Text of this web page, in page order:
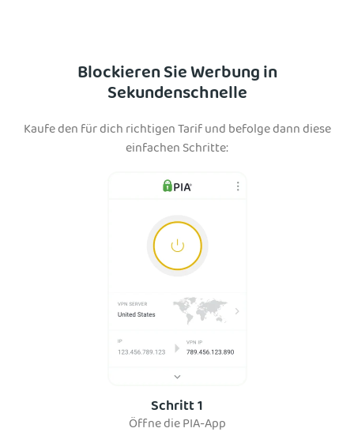
Blockieren Sie Werbung in
Sekundenschnelle
Kaufe den für dich richtigen Tarif und befolge dann diese
einfachen Schritte:
Schritt 1
Öffne die PIA-App